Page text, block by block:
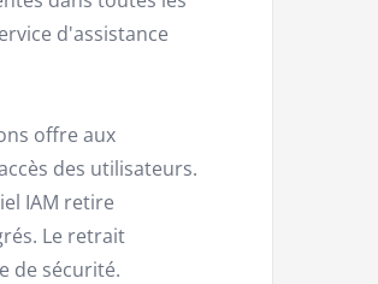
d'assistance
offre aux
des utilisateurs.
IAM retire
Le retrait
de sécurité.